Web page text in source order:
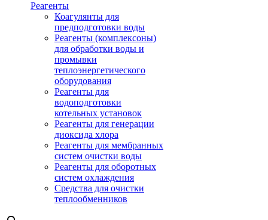
Реагенты
Коагулянты для
предподготовки воды
Реагенты (комплексоны)
для обработки воды и
промывки
теплоэнергетического
оборудования
Реагенты для
водоподготовки
котельных установок
Реагенты для генерации
диоксида хлора
Реагенты для мембранных
систем очистки воды
Реагенты для оборотных
систем охлаждения
Средства для очистки
теплообменников